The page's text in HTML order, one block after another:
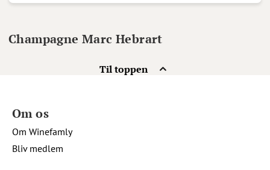
Til toppen
Champagne Marc Hebrart
Om os
Om Winefamly
Bliv medlem